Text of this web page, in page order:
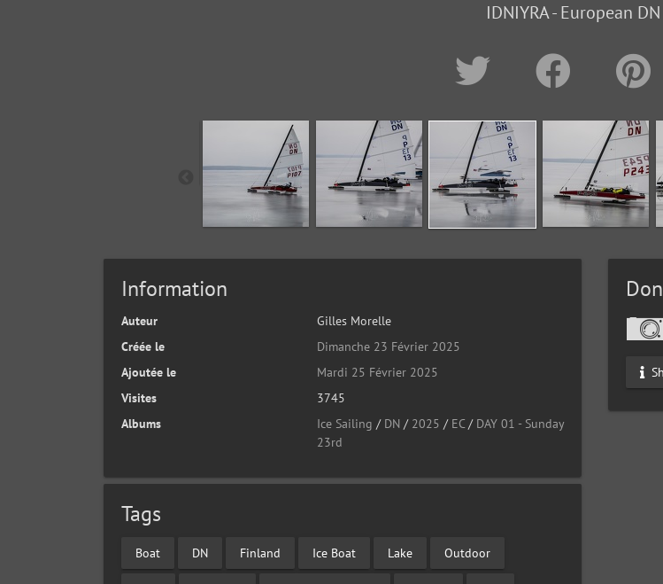
IDNIYRA - European
Information
Auteur
Gilles Morelle
Créée le
Dimanche 23 Février 2025
Ajoutée le
Mardi 25 Février 2025
Visites
3745
Albums
Ice Sailing / DN/ 2025 / EC/ DAY 01 - Sunday
23rd
Tags
Boat DN Finland Ice Boat Lake Outdoor